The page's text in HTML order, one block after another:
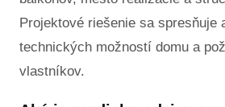
Projektové riešenie sa spresňuje
technických možností domu a
vlastníkov.